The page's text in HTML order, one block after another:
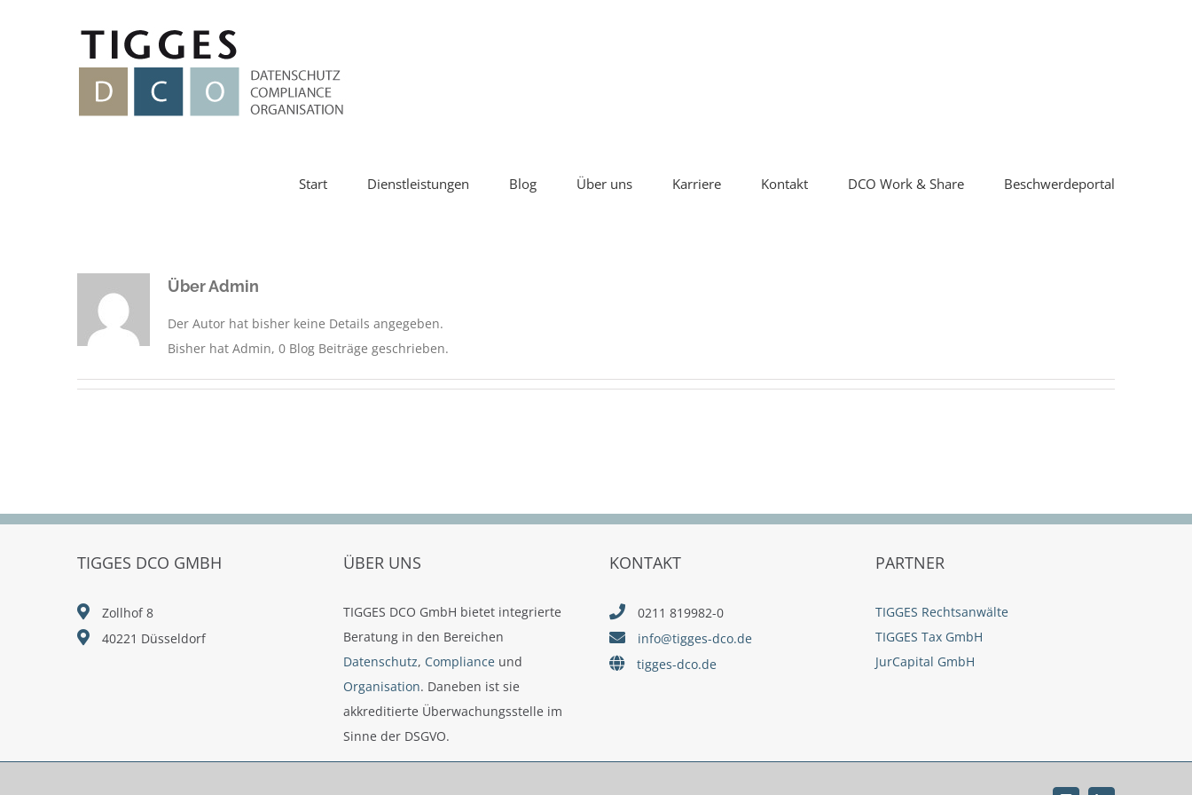
Start Dienstleistungen Blog Über uns Karriere Kontakt DCO Work & Share Beschwerdeportal
ÜberAdmin
Der Autor hat bisher keine Details angegeben.
Bisher hat Admin, 0 Blog Beiträge geschrieben.
TIGGES DCO GMBH
Zollhof 8
40221 Düsseldorf
ÜBER UNS
TIGGES DCO GmbH bietet integrierte
Beratung in den Bereichen
Datenschutz, Compliance und
Organisation. Daneben ist sie
akkreditierte Überwachungsstelle im
Sinne der DSGVO.
KONTAKT
0211 819982-0
info@tigges-dco.de
tigges-dco.de
PARTNER
TIGGES Rechtsanwälte
TIGGES Tax GmbH
JurCapital GmbH